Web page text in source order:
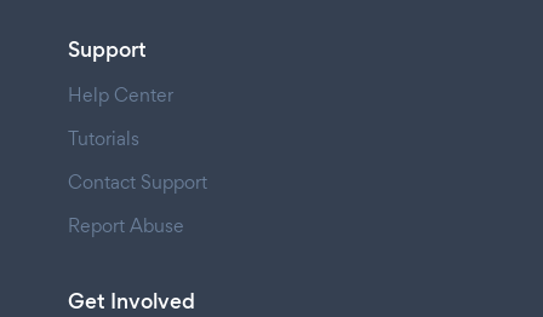
Support
Help Center
Tutorials
Contact Support
Report Abuse
Get Involved